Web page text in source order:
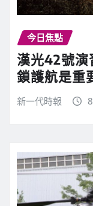
今日焦點
漢光42號
鎖護航是重
新一代時報